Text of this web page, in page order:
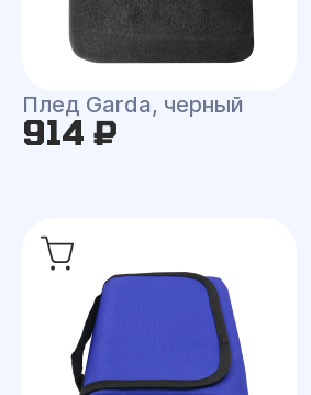
Плед Garda, черный
914 ₽